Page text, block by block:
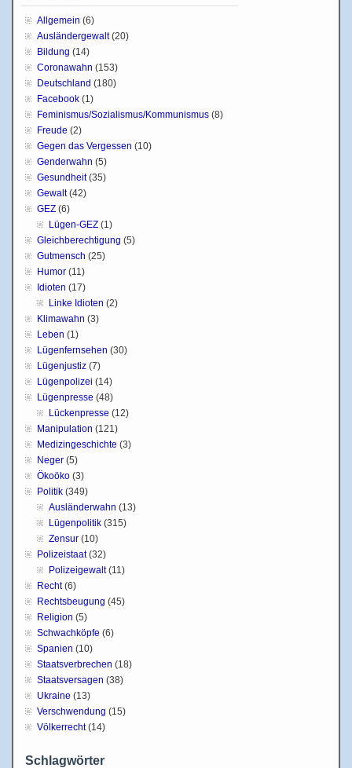
Allgemein (6)
Ausländergewalt(20)
Bildung (14)
Coronawahn (153)
Deutschland (180)
Facebook (1)
Feminismus/Sozialismus/Kommunismus (8)
Freude (2)
Gegen das Vergessen (10)
Genderwahn (5)
Gesundheit(35)
Gewalt(42)
GEZ (6)
Lügen-GEZ (1)
Gleichberechtigung (5)
Gutmensch (25)
Humor (11)
Idioten (17)
Linke Idioten (2)
Klimawahn (3)
Leben (1)
Lügenfernsehen (30)
Lügenjustiz (7)
Lügenpolizei (14)
Lügenpresse (48)
Lückenpresse (12)
Manipulation (121)
Medizingeschichte (3)
Neger (5)
Ökoöko (3)
Politik (349)
Ausländerwahn (13)
Lügenpolitik (315)
Zensur (10)
Polizeistaat(32)
Polizeigewalt(11)
Recht(6)
Rechtsbeugung (45)
Religion (5)
Schwachköpfe (6)
Spanien (10)
Staatsverbrechen (18)
Staatsversagen (38)
Ukraine (13)
Verschwendung (15)
Völkerrecht(14)
Schlagwörter